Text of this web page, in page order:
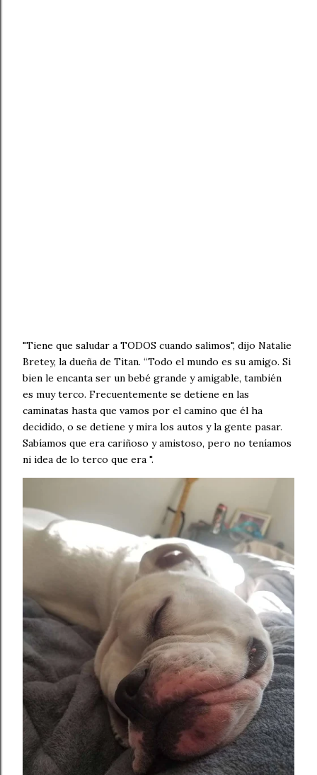
"Tiene que saludar a TODOS cuando salimos", dijo Natalie
Bretey, la dueña de Titan. “Todo el mundo es su amigo. Si
bien le encanta ser un bebé grande y amigable, también
es muy terco. Frecuentemente se detiene en las
caminatas hasta que vamos por el camino que él ha
decidido, o se detiene y mira los autos y la gente pasar.
Sabíamos que era cariñoso y amistoso, pero no teníamos
ni idea de lo terco que era ".